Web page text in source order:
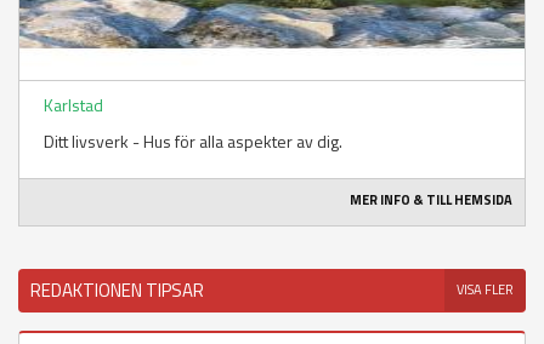
Karlstad
Ditt livsverk - Hus för alla aspekter av dig.
MER INFO & TILL HEMSIDA
REDAKTIONEN TIPSAR VISA FLER